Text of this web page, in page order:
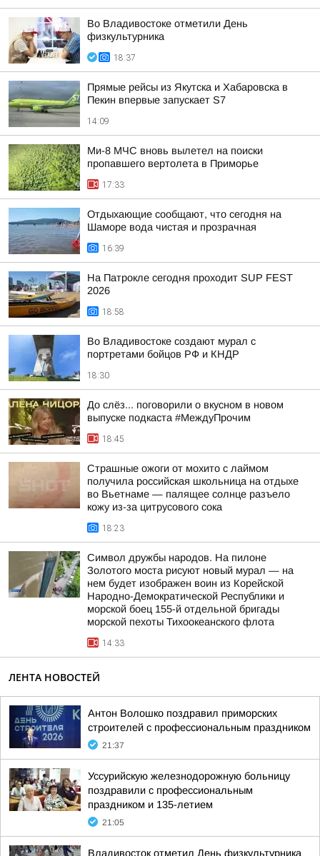
Во Владивостоке отметили День
физкультурника
18:37
Прямые рейсы из Якутска и Хабаровска в
Пекин впервые запускает S7
14:09
Ми-8 МЧС вновь вылетел на поиски
пропавшего вертолета в Приморье
17:33
Отдыхающие сообщают, что сегодня на
Шаморе вода чистая и прозрачная
16:39
На Патрокле сегодня проходит SUP FEST
2026
18:58
Во Владивостоке создают мурал с
портретами бойцов РФ и КНДР
18:30
До слёз... поговорили о вкусном в новом
выпуске подкаста #МеждуПрочим
18:45
Страшные ожоги от мохито с лаймом
получила российская школьница на отдыхе
во Вьетнаме — палящее солнце разъело
кожу из-за цитрусового сока
18:23
Символ дружбы народов. На пилоне
Золотого моста рисуют новый мурал — на
нем будет изображен воин из Корейской
Народно-Демократической Республики и
морской боец 155-й отдельной бригады
морской пехоты Тихоокеанского флота
14:33
ЛЕНТА НОВОСТЕЙ
Антон Волошко поздравил приморских
строителей с профессиональным праздником
21:37
Уссурийскую железнодорожную больницу
поздравили с профессиональным
праздником и 135-летием
21:05
Владивосток отметил День физкультурника